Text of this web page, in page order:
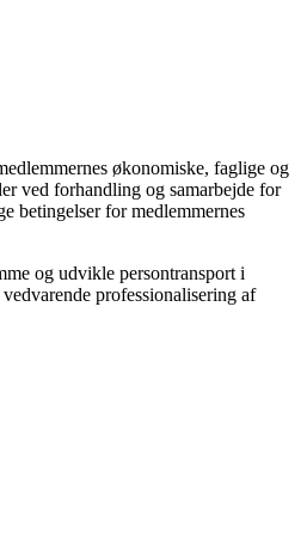
økonomiske, faglige og
ved forhandling og samarbejde for
betingelser for medlemmernes
og udvikle persontransport i
professionalisering af